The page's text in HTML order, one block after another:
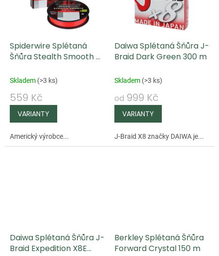
Spiderwire Splétaná
Šňůra Stealth Smooth 8
Skladem (>3 ks)
559 Kč
Americký výrobce...
Daiwa Splétaná Šňůra J-
Braid Dark Green 300 m
Skladem (>3 ks)
od 999 Kč
J-Braid X8 značky DAIWA je...
Daiwa Splétaná Šňůra J-
Braid Expedition X8E
Berkley Splétaná Šňůra
Forward Crystal 150 m